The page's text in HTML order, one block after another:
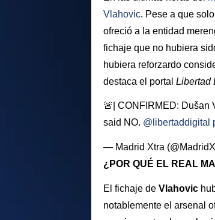
Vlahovic. Pese a que
ofreció a la entidad
fichaje que no hubiera
hubiera reforzardo
destaca el portal Libertad
🚨| CONFIRMED: Dušan
said NO. @libertaddigital
— Madrid Xtra
¿POR QUÉ EL REAL
El fichaje de Vlahovic
notablemente el arsenal